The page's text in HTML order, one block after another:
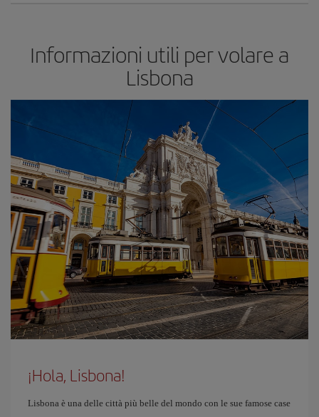
Informazioni utili per volare a
Lisbona
¡Hola, Lisbona!
Lisbona è una delle città più belle del mondo con le sue famose case